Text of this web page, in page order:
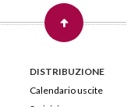
DISTRIBUZIONE
Calendario uscite